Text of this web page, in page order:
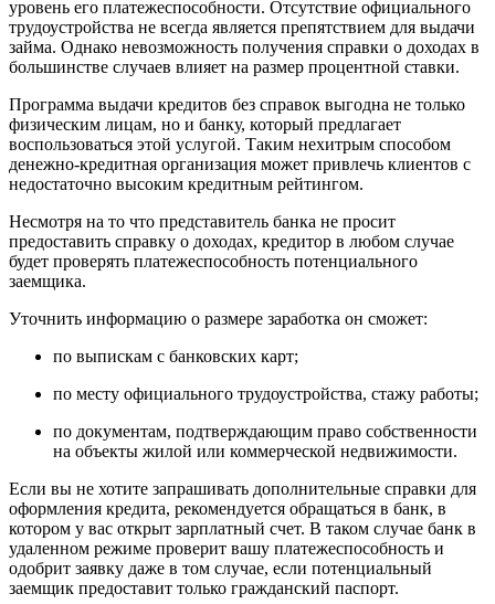
уровень его платежеспособности. Отсутствие официального
трудоустройства не всегда является препятствием для выдачи
займа. Однако невозможность получения справки о доходах в
большинстве случаев влияет на размер процентной ставки.
Программа выдачи кредитов без справок выгодна не только
физическим лицам, но и банку, который предлагает
воспользоваться этой услугой. Таким нехитрым способом
денежно-кредитная организация может привлечь клиентов с
недостаточно высоким кредитным рейтингом.
Несмотря на то что представитель банка не просит
предоставить справку о доходах, кредитор в любом случае
будет проверять платежеспособность потенциального
заемщика.
Уточнить информацию о размере заработка он сможет:
по выпискам с банковских карт;
по месту официального трудоустройства, стажу работы;
по документам, подтверждающим право собственности
на объекты жилой или коммерческой недвижимости.
Если вы не хотите запрашивать дополнительные справки для
оформления кредита, рекомендуется обращаться в банк, в
котором у вас открыт зарплатный счет. В таком случае банк в
удаленном режиме проверит вашу платежеспособность и
одобрит заявку даже в том случае, если потенциальный
заемщик предоставит только гражданский паспорт.